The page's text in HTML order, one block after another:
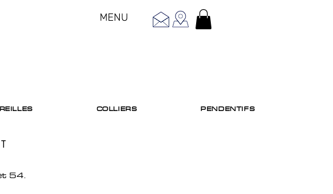
MENU
COLLIERS PENDENTIFS
54.